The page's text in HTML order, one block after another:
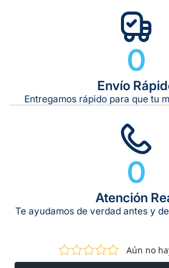
0
Envío
Entregamos rápido para que tu
0
Atención
Te ayudamos de verdad antes y